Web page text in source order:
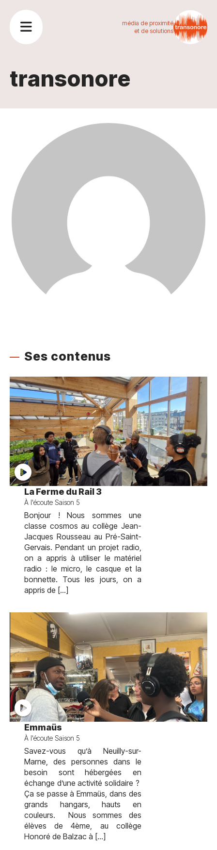
média de proximité
et de solutions
transonore
Ses contenus
La Ferme du Rail 3
À l'écoute Saison 5
Bonjour ! Nous sommes une
classe cosmos au collège Jean-
Jacques Rousseau au Pré-Saint-
Gervais. Pendant un projet radio,
on a appris à utiliser le matériel
radio : le micro, le casque et la
bonnette. Tous les jours, on a
appris de […]
Emmaüs
À l'écoute Saison 5
Savez-vous qu’à Neuilly-sur-
Marne, des personnes dans le
besoin sont hébergées en
échange d’une activité solidaire ?
Ça se passe à Emmaüs, dans des
grands hangars, hauts en
couleurs. Nous sommes des
élèves de 4ème, au collège
Honoré de Balzac à […]